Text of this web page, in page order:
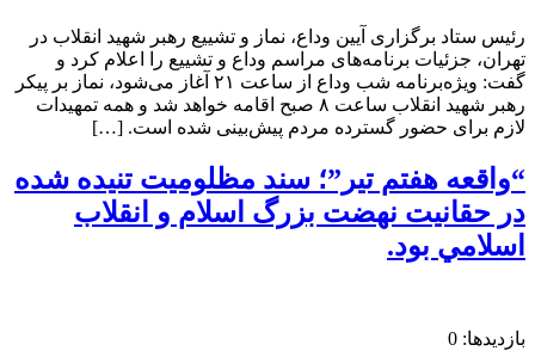
رئیس ستاد برگزاری آیین وداع، نماز و تشییع رهبر شهید انقلاب در
تهران، جزئیات برنامه‌های مراسم وداع و تشییع را اعلام کرد و
گفت: ویژه‌برنامه شب وداع از ساعت ۲۱ آغاز می‌شود، نماز بر پیکر
رهبر شهید انقلاب ساعت ۸ صبح اقامه خواهد شد و همه تمهیدات
لازم برای حضور گسترده مردم پیش‌بینی شده است. […]
“واقعه هفتم تير”؛ سند مظلوميت تنيده شده
در حقانيت نهضت بزرگ اسلام و انقلاب
اسلامي بود.
بازدیدها: 0